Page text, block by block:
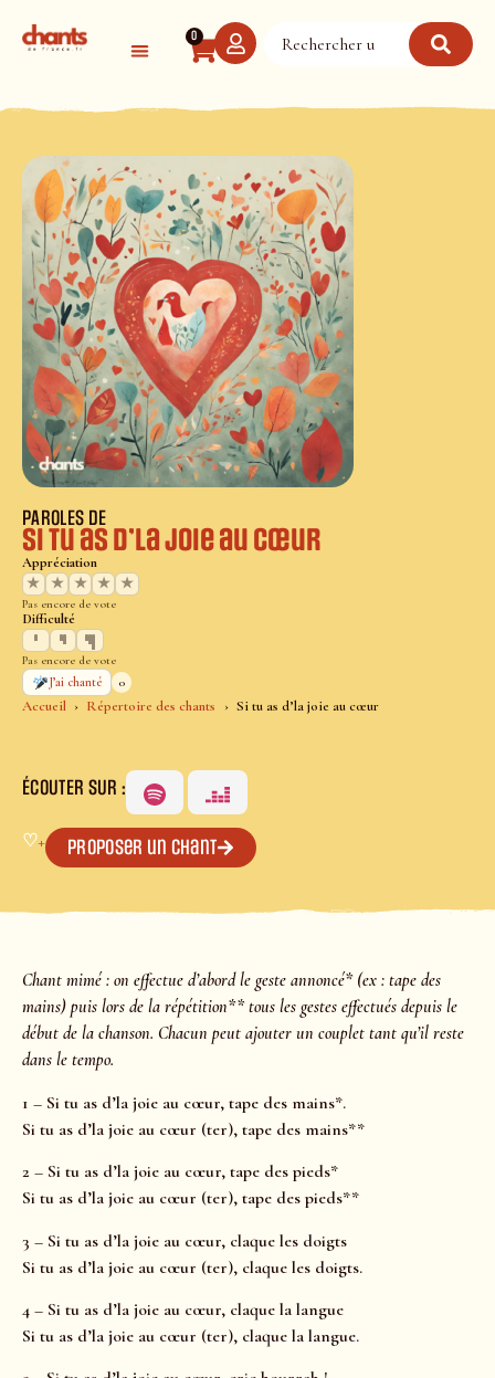
0
Accueil Répertoire des chants Si tu as d’la joie au cœur
PAROLES DE
Si tu as d’la joie au cœur
Appréciation
★
★ ★ ★ ★
Pas encore de vote
Difficulté
Pas encore de vote
J’ai chanté
0
ÉCOUTER SUR :
♡+ Proposer un chant
Chant mimé : on effectue d’abord le geste annoncé* (ex : tape des
mains) puis lors de la répétition** tous les gestes effectués depuis le
début de la chanson. Chacun peut ajouter un couplet tant qu’il reste
dans le tempo.
1 – Si tu as d’la joie au cœur, tape des mains*.
Si tu as d’la joie au cœur (ter), tape des mains**
2 – Si tu as d’la joie au cœur, tape des pieds*
Si tu as d’la joie au cœur (ter), tape des pieds**
3 – Si tu as d’la joie au cœur, claque les doigts
Si tu as d’la joie au cœur (ter), claque les doigts.
4 – Si tu as d’la joie au cœur, claque la langue
Si tu as d’la joie au cœur (ter), claque la langue.